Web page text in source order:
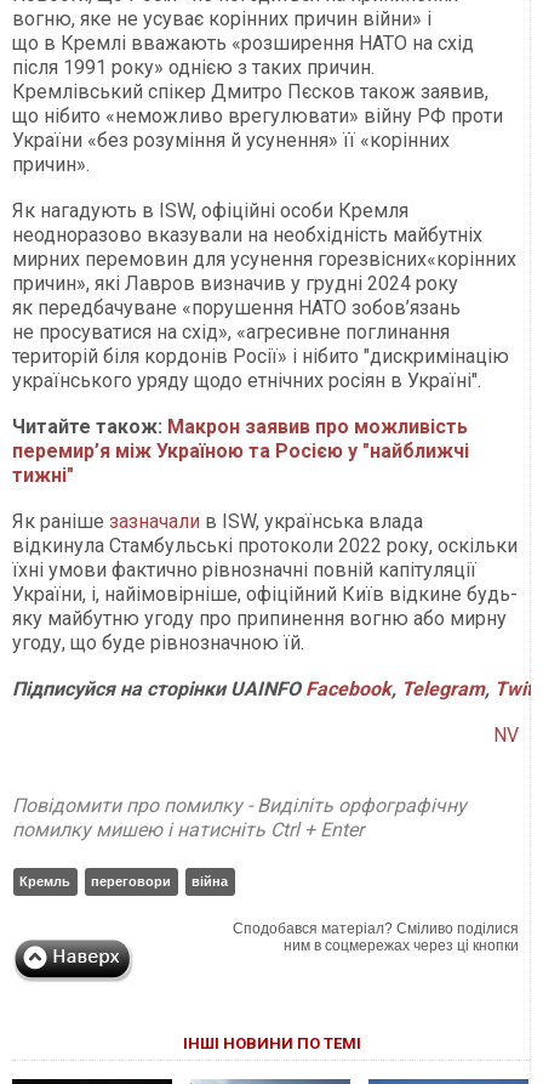
вогню, яке не усуває корінних причин війни» і
що в Кремлі вважають «розширення НАТО на схід
після 1991 року» однією з таких причин.
Кремлівський спікер Дмитро Пєсков також заявив,
що нібито «неможливо врегулювати» війну РФ проти
України «без розуміння й усунення» її «корінних
причин».
Як нагадують в ISW, офіційні особи Кремля
неодноразово вказували на необхідність майбутніх
мирних перемовин для усунення горезвісних«корінних
причин», які Лавров визначив у грудні 2024 року
як передбачуване «порушення НАТО зобов’язань
не просуватися на схід», «агресивне поглинання
територій біля кордонів Росії» і нібито "дискримінацію
українського уряду щодо етнічних росіян в Україні".
Читайте також: Макрон заявив про можливість
перемир’я між Україною та Росією у "найближчі
тижні"
Як раніше зазначали в ISW, українська влада
відкинула Стамбульські протоколи 2022 року, оскільки
їхні умови фактично рівнозначні повній капітуляції
України, і, найімовірніше, офіційний Київ відкине будь-
яку майбутню угоду про припинення вогню або мирну
угоду, що буде рівнозначною їй.
ПідписуйсянасторінкиUAINFO Facebook, Telegram,
NV
Повідомити про помилку - Виділіть орфографічну
помилку мишею і натисніть Ctrl + Enter
Кремль переговори війна
Сподобався матеріал? Сміливо поділися
ним в соцмережах через ці кнопки
ІНШІ НОВИНИ ПО ТЕМІ